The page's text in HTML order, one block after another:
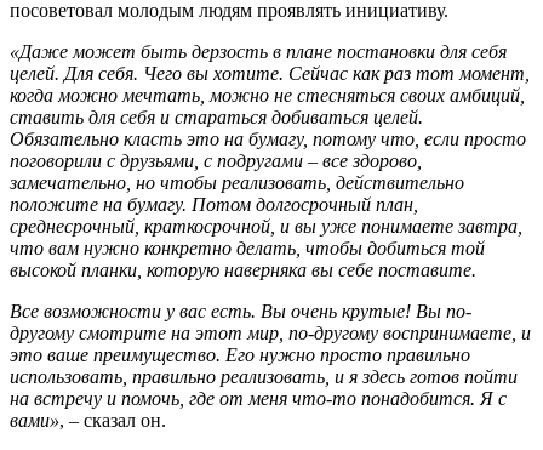
посоветовал молодым людям проявлять инициативу.
«Даже может быть дерзость в плане постановки для себя
целей. Для себя. Чего вы хотите. Сейчас как раз тот момент,
когда можно мечтать, можно не стесняться своих амбиций,
ставить для себя и стараться добиваться целей.
Обязательно класть это на бумагу, потому что, если просто
поговорили с друзьями, с подругами – все здорово,
замечательно, но чтобы реализовать, действительно
положите на бумагу. Потом долгосрочный план,
среднесрочный, краткосрочной, и вы уже понимаете завтра,
что вам нужно конкретно делать, чтобы добиться той
высокой планки, которую наверняка вы себе поставите.
Все возможности у вас есть. Вы очень крутые! Вы по-
другому смотрите на этот мир, по-другому воспринимаете, и
это ваше преимущество. Его нужно просто правильно
использовать, правильно реализовать, и я здесь готов пойти
на встречу и помочь, где от меня что-то понадобится. Я с
вами», – сказал он.